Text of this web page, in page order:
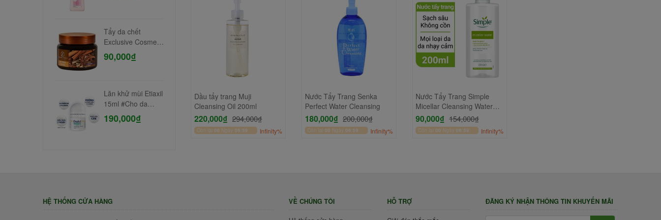
Dầu tẩy trang Muji
Cleansing Oil 200ml
220,000₫ 294,000₫
Còn lại 00 Ngày 06:59:
Infinity%
Nước Tẩy Trang Senka
Perfect Water Cleansing
180,000₫ 200,000₫
Còn lại 00 Ngày 06:59:
Infinity%
Nước Tẩy Trang Simple
Micellar Cleansing Water
200ml
90,000₫ 154,000₫
Còn lại 00 Ngày 06:59:
Infinity%
Tẩy da chết
Exclusive Cosmetic
Gel Scrub Coffee
Cinnamon Cloves
90,000₫
Lăn khử mùi Etiaxil
15ml #Cho da
nhạy cảm,
190,000₫
HỆ THỐNG CỬA HÀNG VỀ CHÚNG TÔI HỖ TRỢ ĐĂNG KÝ NHẬN THÔNG TIN KHUYẾN MÃI